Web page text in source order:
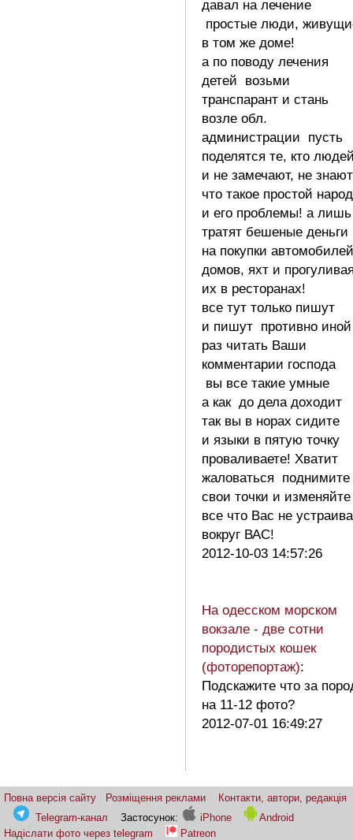
давал на лечение
простые люди,
в том же доме!
а по поводу лечения
детей возьми
транспарант и стань
возле обл.
администрации пусть
поделятся те, кто
и не замечают, не знают
что такое простой народ
и его проблемы! а лишь
тратят бешеные деньги
на покупки
домов, яхт и
их в ресторанах!
все тут только пишут
и пишут противно иной
раз читать Ваши
комментарии господа
вы все такие умные
а как до дела доходит
так вы в норах сидите
и языки в пятую точку
проваливаете! Хватит
жаловаться поднимите
свои точки и изменяйте
все что Вас не
вокруг ВАС!
2012-10-03 14:57:26
На одесском морском
вокзале - две сотни
породистых кошек
(фоторепортаж):
Подскажите что за
на 11-12 фото?
2012-07-01 16:49:27
Повна версія сайту Розміщення реклами
Контакти, автори, редакція
Telegram-канал
Застосунок: iPhone
Android
Надіслати фото через telegram
Patreon